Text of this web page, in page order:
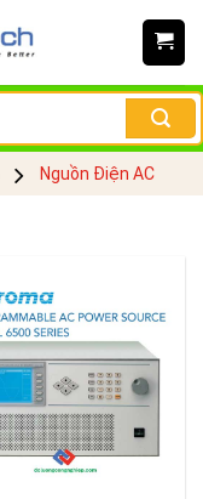
Nguồn Điện AC